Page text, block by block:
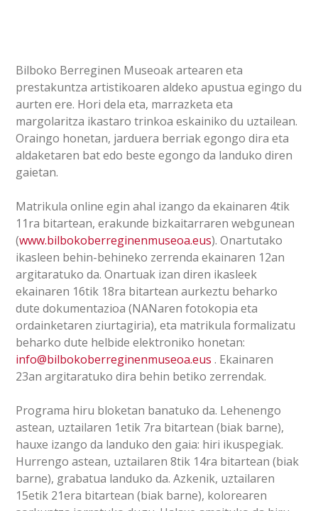
Bilboko Berreginen Museoak artearen eta
prestakuntza artistikoaren aldeko apustua egingo du
aurten ere. Hori dela eta, marrazketa eta
margolaritza ikastaro trinkoa eskainiko du uztailean.
Oraingo honetan, jarduera berriak egongo dira eta
aldaketaren bat edo beste egongo da landuko diren
gaietan.
Matrikula online egin ahal izango da ekainaren 4tik
11ra bitartean, erakunde bizkaitarraren webgunean
(www.bilbokoberreginenmuseoa.eus). Onartutako
ikasleen behin-behineko zerrenda ekainaren 12an
argitaratuko da. Onartuak izan diren ikasleek
ekainaren 16tik 18ra bitartean aurkeztu beharko
dute dokumentazioa (NANaren fotokopia eta
ordainketaren ziurtagiria), eta matrikula formalizatu
beharko dute helbide elektroniko honetan:
info@bilbokoberreginenmuseoa.eus . Ekainaren
23an argitaratuko dira behin betiko zerrendak.
Programa hiru bloketan banatuko da. Lehenengo
astean, uztailaren 1etik 7ra bitartean (biak barne),
hauxe izango da landuko den gaia: hiri ikuspegiak.
Hurrengo astean, uztailaren 8tik 14ra bitartean (biak
barne), grabatua landuko da. Azkenik, uztailaren
15etik 21era bitartean (biak barne), kolorearen